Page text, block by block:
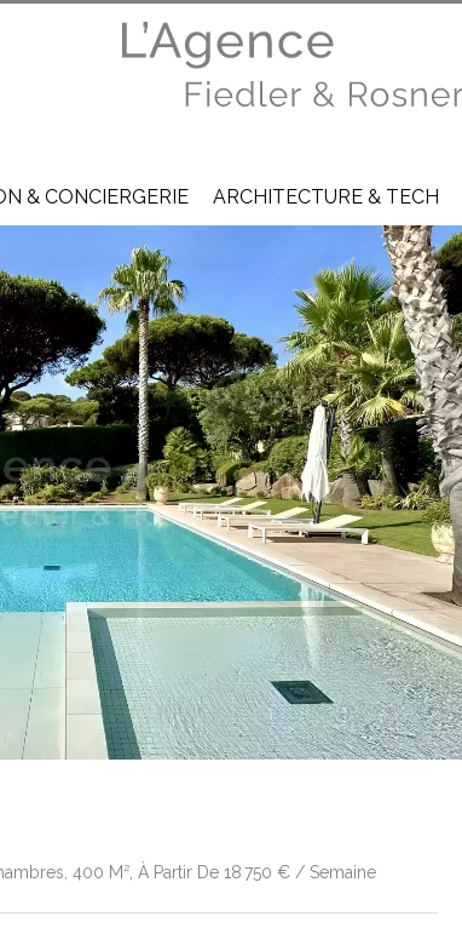
& CONCIERGERIE ARCHITECTURE & TECH
400 M², À Partir De 18 750 € / Semaine